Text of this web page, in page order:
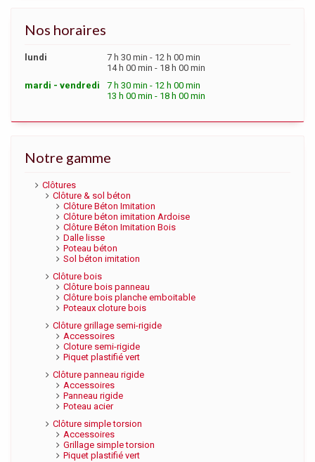
Nos horaires
lundi
7 h 30 min - 12 h 00 min
14 h 00 min - 18 h 00 min
mardi - vendredi
7 h 30 min - 12 h 00 min
13 h 00 min - 18 h 00 min
Notre gamme
Clôtures
Clôture & sol béton
Clôture Béton Imitation
Clôture béton imitation Ardoise
Clôture Béton Imitation Bois
Dalle lisse
Poteau béton
Sol béton imitation
Clôture bois
Clôture bois panneau
Clôture bois planche emboitable
Poteaux cloture bois
Clôture grillage semi-rigide
Accessoires
Cloture semi-rigide
Piquet plastifié vert
Clôture panneau rigide
Accessoires
Panneau rigide
Poteau acier
Clôture simple torsion
Accessoires
Grillage simple torsion
Piquet plastifié vert